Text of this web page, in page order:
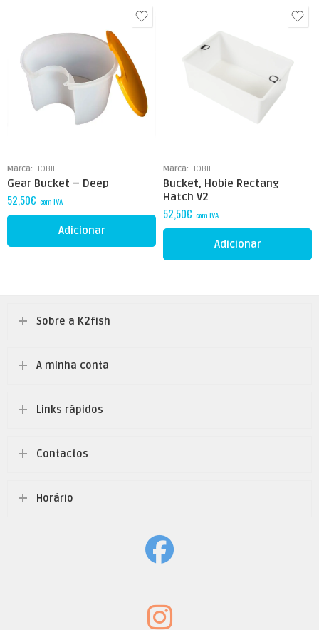
Marca: HOBIE
Gear Bucket – Deep
52,50€ com IVA
Adicionar
Marca: HOBIE
Bucket, Hobie Rectang
Hatch V2
52,50€ com IVA
Adicionar
Sobre a K2fish
A minha conta
Links rápidos
Contactos
Horário